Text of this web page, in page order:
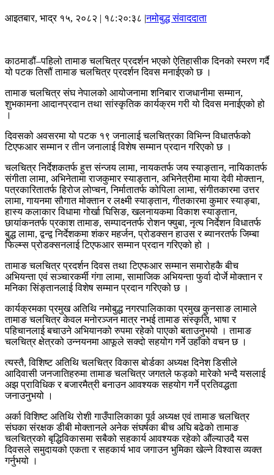
आइतबार, भाद्र १५, २०८२ | १८:२०:३८ |नमोबुद्ध संवाददाता
काठमाडौं–पहिलो तामाङ चलचित्र प्रदर्शन भएको ऐतिहासीक दिनको स्मरण गर्दै
यो पटक तिसौं तामाङ चलचित्र प्रदर्शन दिवस मनाईएको छ ।
तामाङ चलचित्र संघ नेपालको आयोजनामा शनिबार राजधानीमा सम्मान,
शुभकामना आदानप्रदान तथा सांस्कृतिक कार्यक्रम गरी यो दिवस मनाईएको हो
।
दिवसको अवसरमा यो पटक १९ जनालाई चलचित्रका विभिन्न विधातर्फको
टिएफआर सम्मान र तीन जनालाई विशेष सम्मान प्रदान गरिएको छ ।
चलचित्र निर्देशकतर्फ हुत्त संन्जय लामा, नायकतर्फ जय स्याङ्तान, नायिकातर्फ
संगीता लामा, अभिनेतामा राजकुमार स्याङ्तान, अभिनेत्रीमा माया देवी मोक्तान,
पत्रकारितातर्फ हिरोज लोप्चन, निर्मातातर्फ कोपिला लामा, संगीतकारमा उत्तर
लामा, गायनमा सौगात मोक्तान र लक्ष्मी स्याङ्तान, गीतकारमा कुमार स्याङ्बा,
हास्य कलाकार विधामा गोर्खा घिसिङ, खलनायकमा विकाश स्याङ्तान,
छायांकनतर्फ प्रकाश तामाङ, सम्पादनतर्फ रोशन फ्युबा, नृत्य निर्देशन विधातर्फ
बुद्ध लामा, द्वन्द्व निर्देशकमा शंकर महर्जन, प्रोडक्सन हाउस र ब्यानरतर्फ जिम्बा
फिल्म्स प्रोडक्सनलाई टिएफआर सम्मान प्रदान गरिएको हो ।
तामाङ चलचित्र प्रदर्शन दिवस तथा टिएफआर सम्मान समारोहकै बीच
अभियन्ता एवं सञ्चारकर्मी गंगा लामा, सामाजिक अभियन्ता फुर्वा दोर्जे मोक्तान र
मनिका सिंङ्तानलाई विशेष सम्मान प्रदान गरिएको छ ।
कार्यक्रमका प्रमुख अतिथि नमोबुद्ध नगरपालिकाका प्रमुख कुनसाङ लामाले
तामाङ चलचित्र केवल मनोरञ्जन मात्र नभई तामाङ संस्कृति, भाषा र
पहिचानलाई बचाउने अभियानको रुपमा रहेको पाएको बताउनुभयो । तामाङ
चलचित्र क्षेत्रको उन्नयनमा आफूले सक्दो सहयोग गर्ने उहाँको वचन छ ।
त्यस्तै, विशिष्ट अतिथि चलचित्र विकास बोर्डका अध्यक्ष दिनेश डिसीले
आदिवासी जनजातिहरुमा तामाङ चलचित्र जगतले फड्को मारेको भन्दै यसलाई
अझ प्राविधिक र बजारमैत्री बनाउन आवश्यक सहयोग गर्ने प्रतिवद्धता
जनाउनुभयो ।
अर्का विशिष्ट अतिथि रोशी गाउँपालिकाका पूर्व अध्यक्ष एवं तामाङ चलचित्र
संघका संरक्षक डीबी मोक्तानले अनेक संघर्षका बीच अघि बढेको तामाङ
चलचित्रको बृद्धिविकासमा सबैको सहकार्य आवश्यक रहेको औंल्याउदै यस
दिवसले समुदायको एकता र सहकार्य भाव जगाउन भुमिका खेल्ने विश्वास व्यक्त
गर्नुभयो ।